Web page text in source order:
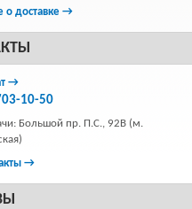
о доставке →
→
10-50
Большой пр. П.С., 92В (м.
→